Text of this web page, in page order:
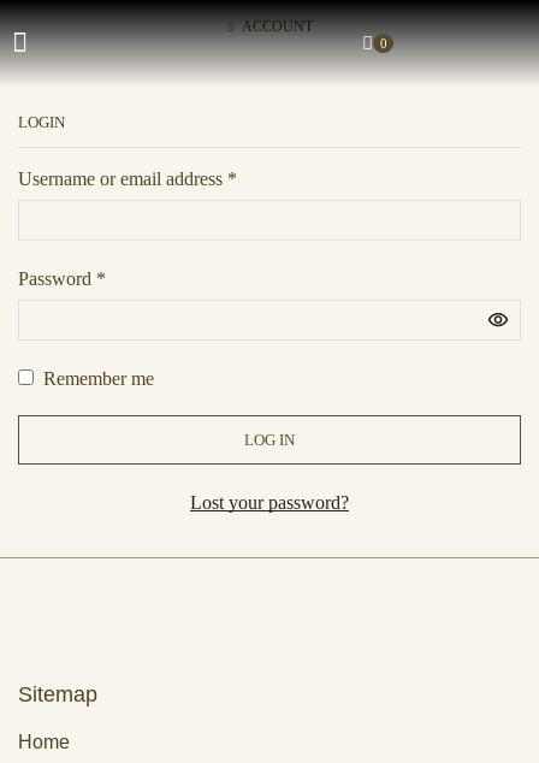
0
ACCOUNT
LOGIN
Username or email address *
Password *
Remember me
LOG IN
Lost your password?
Sitemap
Home